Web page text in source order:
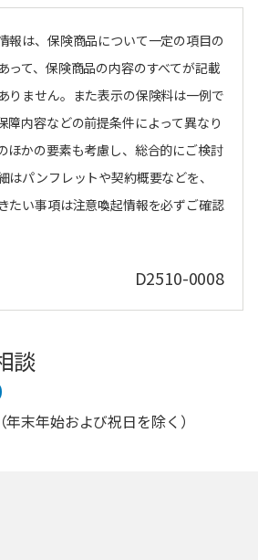
報は、保険商品について一定の項目の
って、保険商品の内容のすべてが記載
りません。また表示の保険料は一例で
障内容などの前提条件によって異なり
ほかの要素も考慮し、総合的にご検討
はパンフレットや契約概要などを、
たい事項は注意喚起情報を必ずご確認
D2510-0008
談
末年始および祝日を除く）